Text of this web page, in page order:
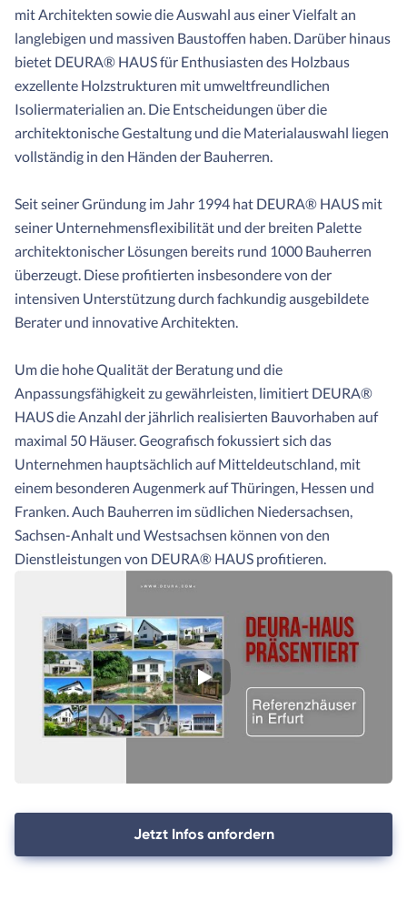
mit Architekten sowie die Auswahl aus einer Vielfalt an
langlebigen und massiven Baustoffen haben. Darüber hinaus
bietet DEURA® HAUS für Enthusiasten des Holzbaus
exzellente Holzstrukturen mit umweltfreundlichen
Isoliermaterialien an. Die Entscheidungen über die
architektonische Gestaltung und die Materialauswahl liegen
vollständig in den Händen der Bauherren.
Seit seiner Gründung im Jahr 1994 hat DEURA® HAUS mit
seiner Unternehmensflexibilität und der breiten Palette
architektonischer Lösungen bereits rund 1000 Bauherren
überzeugt. Diese profitierten insbesondere von der
intensiven Unterstützung durch fachkundig ausgebildete
Berater und innovative Architekten.
Um die hohe Qualität der Beratung und die
Anpassungsfähigkeit zu gewährleisten, limitiert DEURA®
HAUS die Anzahl der jährlich realisierten Bauvorhaben auf
maximal 50 Häuser. Geografisch fokussiert sich das
Unternehmen hauptsächlich auf Mitteldeutschland, mit
einem besonderen Augenmerk auf Thüringen, Hessen und
Franken. Auch Bauherren im südlichen Niedersachsen,
Sachsen-Anhalt und Westsachsen können von den
Dienstleistungen von DEURA® HAUS profitieren.
Jetzt Infos anfordern